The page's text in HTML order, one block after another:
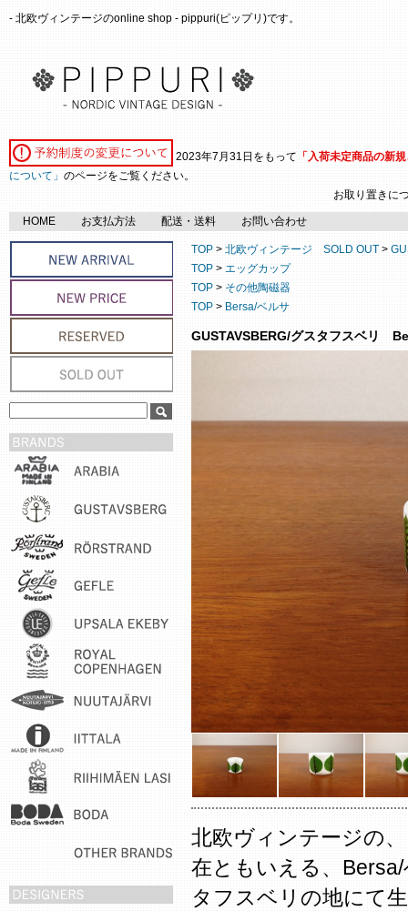
- 北欧ヴィンテージのonline shop - pippuri(ピップリ)です。
2023年7月31日をもって 「入荷未定商品の新
について」 のページをご覧ください。
お取り置きに
HOME お支払方法 配送・送料 お問い合わせ
TOP > 北欧ヴィンテージ SOLD OUT >
TOP > エッグカップ
TOP > その他陶磁器
TOP > Bersa/ベルサ
GUSTAVSBERG/グスタフスベリ
北欧ヴィンテージの
在ともいえる、
タフスベリの地にて